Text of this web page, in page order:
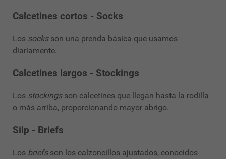
Calcetines cortos - Socks
Los socksson una prenda básica que usamos
diariamente.
Calcetines largos - Stockings
Los stockingsson calcetines que llegan hasta la rodilla
o más arriba, proporcionando mayor abrigo.
Silp - Briefs
Los briefsson los calzoncillos ajustados, conocidos